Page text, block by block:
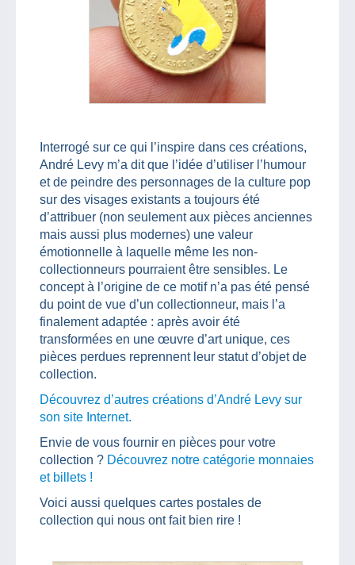
Interrogé sur ce qui l’inspire dans ces créations,
André Levy m’a dit que l’idée d’utiliser l’humour
et de peindre des personnages de la culture pop
sur des visages existants a toujours été
d’attribuer (non seulement aux pièces anciennes
mais aussi plus modernes) une valeur
émotionnelle à laquelle même les non-
collectionneurs pourraient être sensibles. Le
concept à l’origine de ce motif n’a pas été pensé
du point de vue d’un collectionneur, mais l’a
finalement adaptée : après avoir été
transformées en une œuvre d’art unique, ces
pièces perdues reprennent leur statut d’objet de
collection.
Découvrez d’autres créations d’André Levy sur
son site Internet.
Envie de vous fournir en pièces pour votre
collection ? Découvrez notre catégorie monnaies
et billets !
Voici aussi quelques cartes postales de
collection qui nous ont fait bien rire !